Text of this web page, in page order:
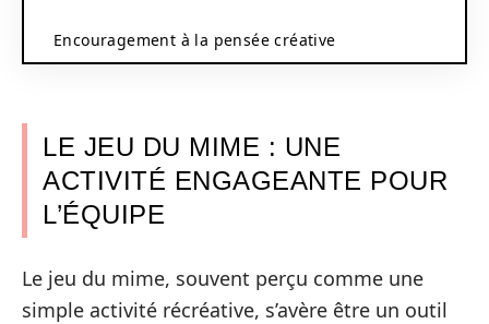
Encouragement à la pensée créative
LE JEU DU MIME : UNE
ACTIVITÉ ENGAGEANTE POUR
L’ÉQUIPE
Le jeu du mime, souvent perçu comme une
simple activité récréative, s’avère être un outil